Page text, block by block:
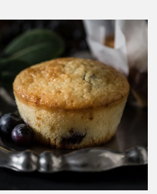
אקססוריז
ספרים ומוצרי נייר